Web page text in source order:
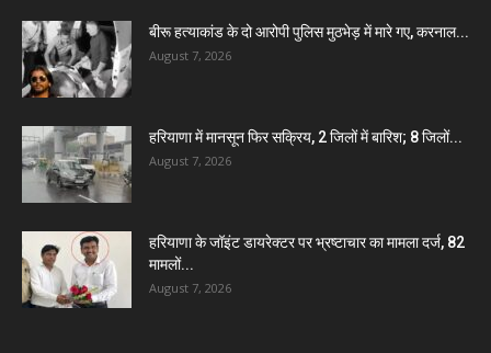
बीरू हत्याकांड के दो आरोपी पुलिस मुठभेड़ में मारे गए, करनाल...
August 7, 2026
हरियाणा में मानसून फिर सक्रिय, 2 जिलों में बारिश; 8 जिलों...
August 7, 2026
हरियाणा के जॉइंट डायरेक्टर पर भ्रष्टाचार का मामला दर्ज, 82
मामलों...
August 7, 2026